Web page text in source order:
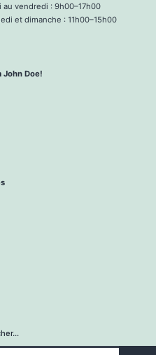
au vendredi : 9h00–17h00
et dimanche : 11h00–15h00
John Doe!